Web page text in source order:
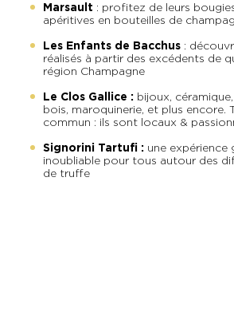
Marsault : profitez de leurs
apéritives en bouteilles de
Les Enfants de Bacchus :
réalisés à partir des excédents de
région Champagne
Le Clos Gallice : bijoux,
bois, maroquinerie, et plus encore.
commun : ils sont locaux &
Signorini Tartufi : une expérience
inoubliable pour tous autour des
de truffe